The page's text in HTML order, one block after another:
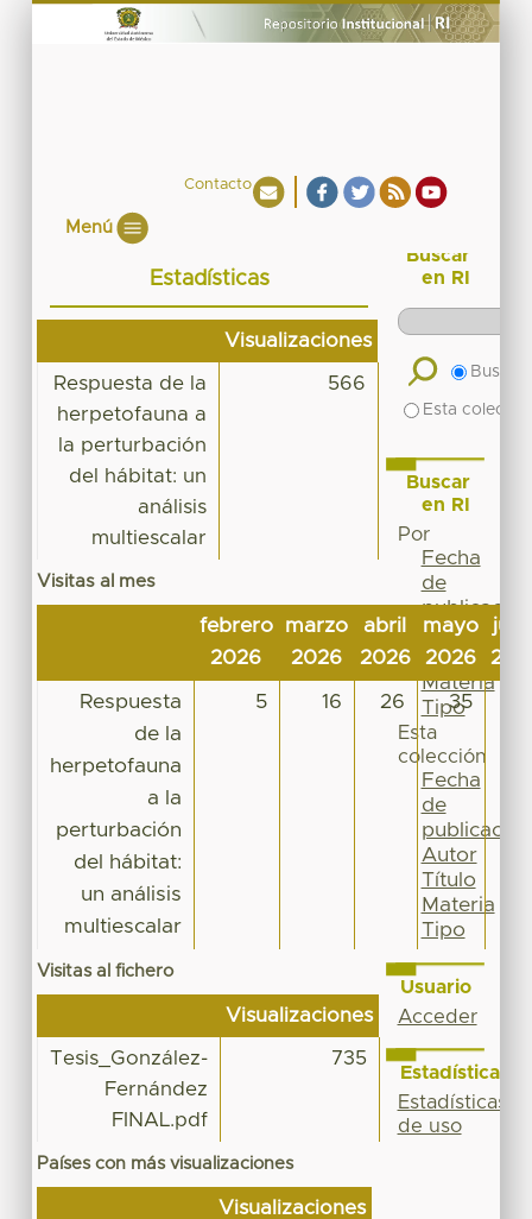
Contacto
Menú
Estadísticas
Visualizaciones
Respuesta de la
herpetofauna a
la perturbación
del hábitat: un
análisis
multiescalar
566
Visitas al mes
febrero
2026
marzo
2026
abril
2026
mayo
2026
Respuesta
de la
herpetofauna
a la
perturbación
del hábitat:
un análisis
multiescalar
5 16 26 35
Visitas al fichero
Visualizaciones
Tesis_González-
Fernández
FINAL.pdf
735
Países con más visualizaciones
Visualizaciones
Buscar
en RI
Buscar
Esta
Buscar
en RI
Por
Fecha
de
publicación
Autor
Título
Materia
Tipo
Esta
colección
Fecha
de
publicación
Autor
Título
Materia
Tipo
Usuario
Acceder
Estadísticas
Estadísticas
de uso